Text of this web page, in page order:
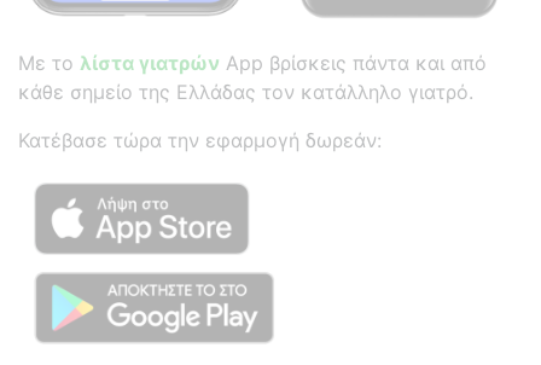
Με το λίστα γιατρών App βρίσκεις πάντα και από
κάθε σημείο της Ελλάδας τον κατάλληλο γιατρό.
Κατέβασε τώρα την εφαρμογή δωρεάν: